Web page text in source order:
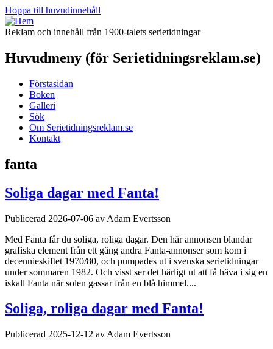
Hoppa till huvudinnehåll
Reklam och innehåll från 1900-talets serietidningar
Huvudmeny (för Serietidningsreklam.se)
Förstasidan
Boken
Galleri
Sök
Om Serietidningsreklam.se
Kontakt
fanta
Soliga dagar med Fanta!
Publicerad 2026-07-06 av Adam Evertsson
Med Fanta får du soliga, roliga dagar. Den här annonsen blandar
grafiska element från ett gäng andra Fanta-annonser som kom i
decennieskiftet 1970/80, och pumpades ut i svenska serietidningar
under sommaren 1982. Och visst ser det härligt ut att få häva i sig en
iskall Fanta när solen gassar från en blå himmel....
Soliga, roliga dagar med Fanta!
Publicerad 2025-12-12 av Adam Evertsson